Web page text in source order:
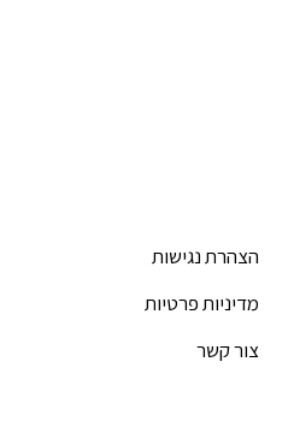
הצהרת נגישות
מדיניות פרטיות
צור קשר